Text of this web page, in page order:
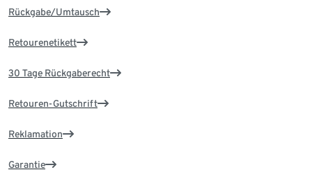
Rückgabe/Umtausch
Retourenetikett
30 Tage Rückgaberecht
Retouren-Gutschrift
Reklamation
Garantie